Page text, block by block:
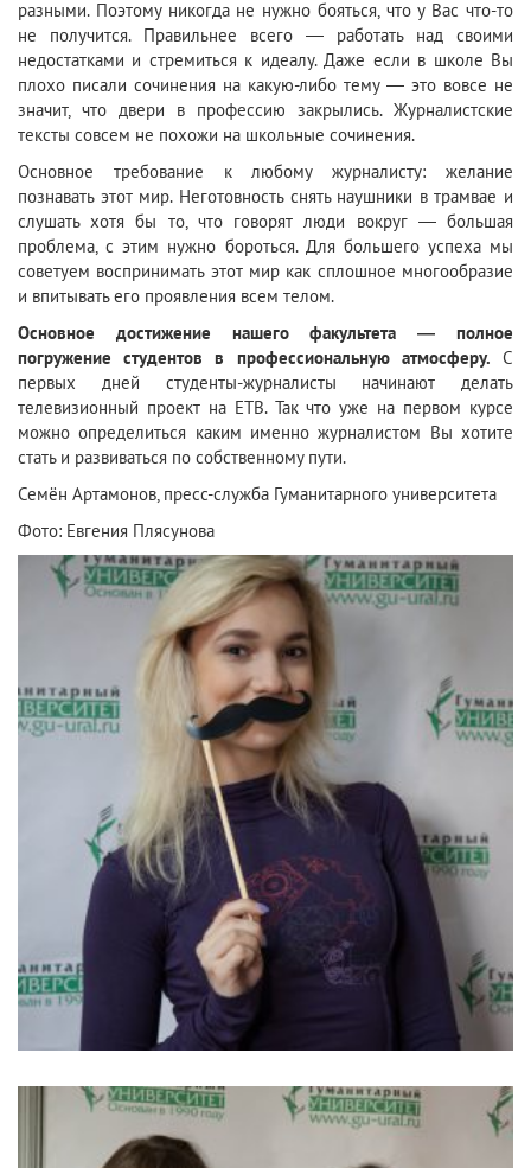
разными. Поэтому никогда не нужно бояться, что у Вас что-то
не получится. Правильнее всего — работать над своими
недостатками и стремиться к идеалу. Даже если в школе Вы
плохо писали сочинения на какую-либо тему — это вовсе не
значит, что двери в профессию закрылись. Журналистские
тексты совсем не похожи на школьные сочинения.
Основное требование к любому журналисту: желание
познавать этот мир. Неготовность снять наушники в трамвае и
слушать хотя бы то, что говорят люди вокруг — большая
проблема, с этим нужно бороться. Для большего успеха мы
советуем воспринимать этот мир как сплошное многообразие
и впитывать его проявления всем телом.
Основное достижение нашего факультета — полное
погружение студентов в профессиональную атмосферу. С
первых дней студенты-журналисты начинают делать
телевизионный проект на ЕТВ. Так что уже на первом курсе
можно определиться каким именно журналистом Вы хотите
стать и развиваться по собственному пути.
Семён Артамонов, пресс-служба Гуманитарного университета
Фото: Евгения Плясунова